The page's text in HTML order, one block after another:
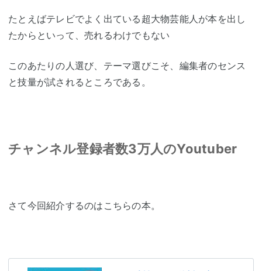
たとえばテレビでよく出ている超大物芸能人が本を出し
たからといって、売れるわけでもない
このあたりの人選び、テーマ選びこそ、編集者のセンス
と技量が試されるところである。
チャンネル登録者数3万人のYoutuber
さて今回紹介するのはこちらの本。